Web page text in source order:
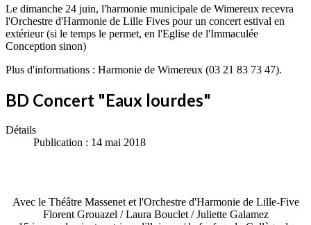
Le dimanche 24 juin, l'harmonie municipale de Wimereux recevra
l'Orchestre d'Harmonie de Lille Fives pour un concert estival en
extérieur (si le temps le permet, en l'Eglise de l'Immaculée
Conception sinon)
Plus d'informations : Harmonie de Wimereux (03 21 83 73 47).
BD Concert "Eaux lourdes"
Détails
Publication : 14 mai 2018
Avec le Théâtre Massenet et l'Orchestre d'Harmonie de Lille-Five
Florent Grouazel / Laura Bouclet / Juliette Galamez